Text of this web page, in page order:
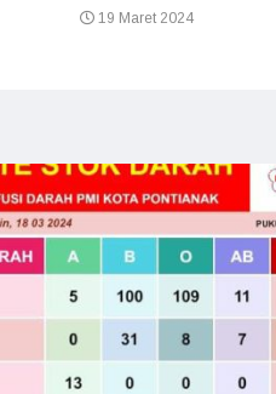
19 Maret 2024